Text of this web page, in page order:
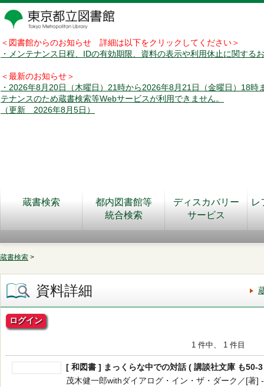
＜図書館からのお知らせ 詳細は以下をクリックしてください＞
・メンテナンス日程、IDの有効期限、資料の表示や利用休止に関する
＜最新のお知らせ＞
・2026年8月20日（木曜日）21時から2026年8月21日（金曜日）18時
テナンスのため蔵書検索等Webサービスが利用できません。
（更新 2026年8月5日）
蔵書検索
都内図書館等
統合検索
ディスカバリー
サービス
レ
蔵書検索 >
資料詳細
ログイン
1 件中、 1 件目
[ 和図書 ] まっくらな中での対話 ( 講談社文庫 も50-
茂木健一郎withダイアログ・イン・ザ・ダーク／[著]